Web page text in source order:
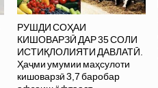
РУШДИ СОҲАИ
КИШОВАРЗӢ ДАР 35 СОЛИ
ИСТИҚЛОЛИЯТИ ДАВЛАТӢ.
Ҳаҷми умумии маҳсулоти
кишоварзӣ 3,7 баробар